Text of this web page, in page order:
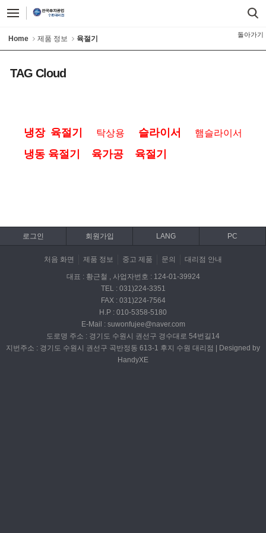
Home 제품 정보 육절기 돌아가기
TAG Cloud
냉장 육절기 탁상용 슬라이서 햄슬라이서
냉동 육절기 육가공 육절기
로그인 회원가입 LANG PC
처음 화면 제품 정보 중고 제품 문의 대리점 안내
대표 : 황근철 , 사업자번호 : 124-01-39924
TEL : 031)224-3351
FAX : 031)224-7564
H.P : 010-5358-5180
E-Mail : suwonfujee@naver.com
도로명 주소 : 경기도 수원시 권선구 경수대로 54번길14
지번주소 : 경기도 수원시 권선구 곡반정동 613-1 후지 수원 대리점 | Designed by
HandyXE